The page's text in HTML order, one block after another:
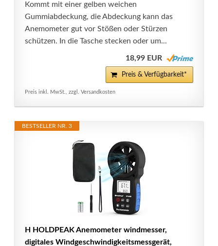
Kommt mit einer gelben weichen
Gummiabdeckung, die Abdeckung kann das
Anemometer gut vor Stößen oder Stürzen
schützen. In die Tasche stecken oder um...
18,99 EUR
Preis & Verfügbarkeit*
Preis inkl. MwSt., zzgl. Versandkosten
BESTSELLER NR. 3
H HOLDPEAK Anemometer windmesser,
digitales Windgeschwindigkeitsmessgerät,